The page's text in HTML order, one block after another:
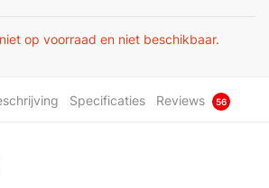
op voorraad en niet beschikbaar.
Specificaties Reviews 56